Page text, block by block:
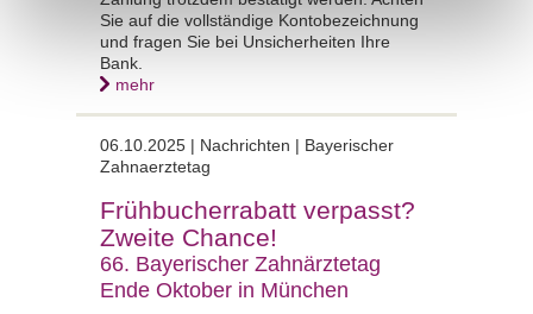
Sie auf die vollständige Kontobezeichnung
und fragen Sie bei Unsicherheiten Ihre
Bank.
mehr
06.10.2025 | Nachrichten | Bayerischer
Zahnaerztetag
Frühbucherrabatt verpasst?
Zweite Chance!
66. Bayerischer Zahnärztetag
Ende Oktober in München